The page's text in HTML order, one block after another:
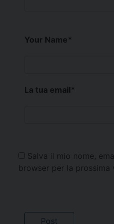
Your Name*
La tua email*
Salva il mio nome,
browser per la prossima